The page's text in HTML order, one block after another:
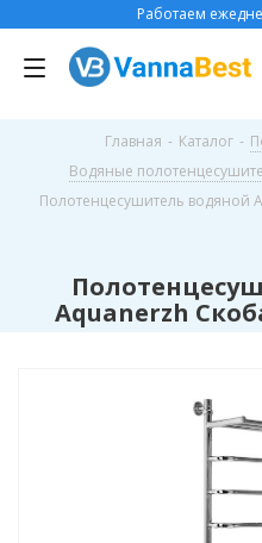
Работаем
Главная - Каталог -
Водяные
Полотенцесушитель водяной
Aquanerzh